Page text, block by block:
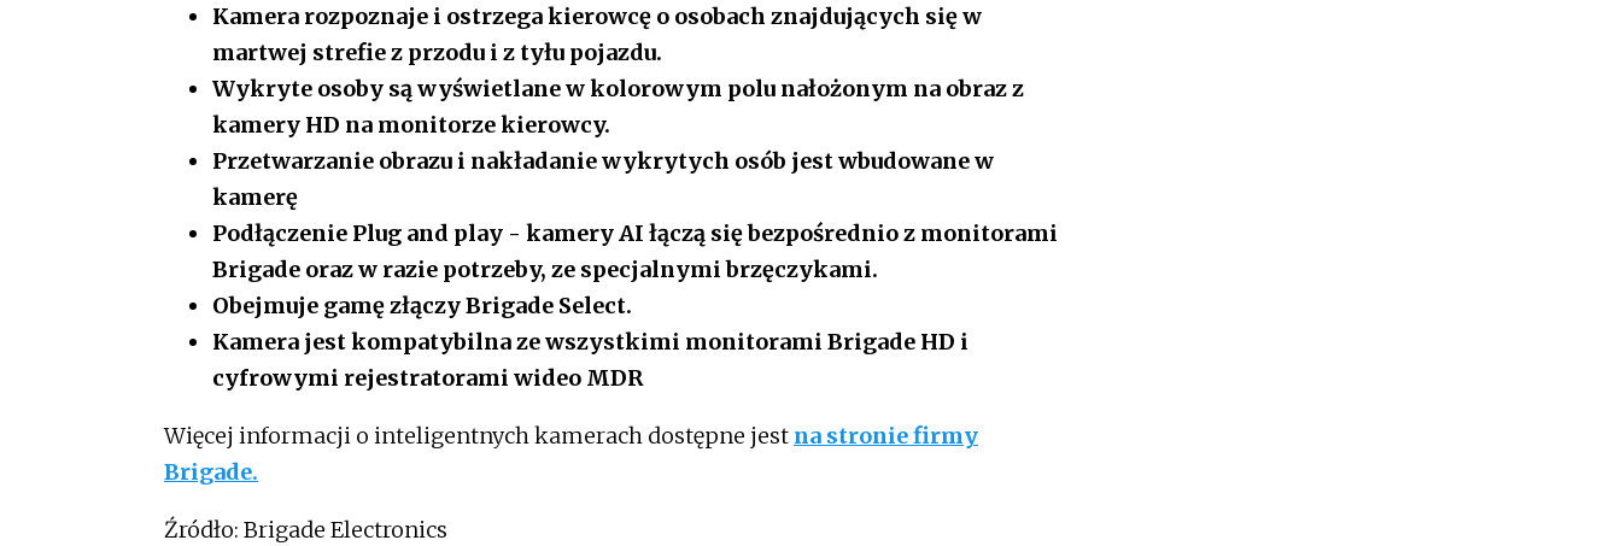
Kamera rozpoznaje i ostrzega kierowcę o osobach znajdujących się w
martwej strefie z przodu i z tyłu pojazdu.
Wykryte osoby są wyświetlane w kolorowym polu nałożonym na obraz z
kamery HD na monitorze kierowcy.
Przetwarzanie obrazu i nakładanie wykrytych osób jest wbudowane w
kamerę
Podłączenie Plug and play - kamery AI łączą się bezpośrednio z monitorami
Brigade oraz w razie potrzeby, ze specjalnymi brzęczykami.
Obejmuje gamę złączy Brigade Select.
Kamera jest kompatybilna ze wszystkimi monitorami Brigade HD i
cyfrowymi rejestratorami wideo MDR
Więcej informacji o inteligentnych kamerach dostępne jest na stronie firmy
Brigade.
Źródło: Brigade Electronics